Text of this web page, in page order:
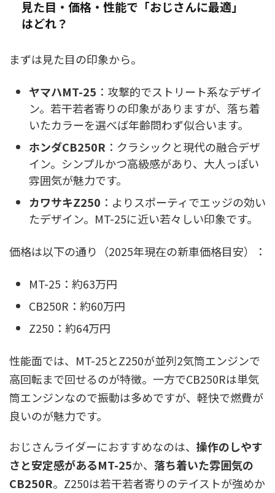
見た目・価格・性能で「おじさんに最適」
はどれ？
まずは見た目の印象から。
ヤマハMT-25 ：攻撃的でストリート系なデザイ
ン。若干若者寄りの印象がありますが、落ち着
いたカラーを選べば年齢問わず似合います。
ホンダCB250R ：クラシックと現代の融合デザ
イン。シンプルかつ高級感があり、大人っぽい
雰囲気が魅力です。
カワサキZ250 ：よりスポーティでエッジの効い
たデザイン。MT-25に近い若々しい印象です。
価格は以下の通り（2025年現在の新車価格目安）：
MT-25：約63万円
CB250R：約60万円
Z250：約64万円
性能面では、MT-25とZ250が並列2気筒エンジンで
高回転まで回せるのが特徴。一方でCB250Rは単気
筒エンジンなので振動は多めですが、軽快で燃費が
良いのが魅力です。
おじさんライダーにおすすめなのは、 操作のしやす
さと安定感があるMT-25か、 落ち着いた雰囲気の
CB250R。Z250は若干若者寄りのテイストが強めか